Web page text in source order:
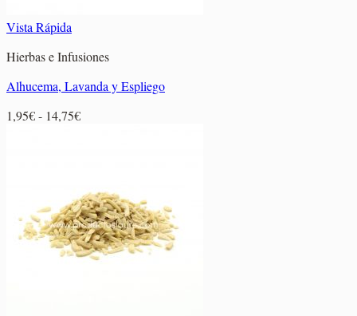
Vista Rápida
Hierbas e Infusiones
Alhucema, Lavanda y Espliego
1,95€- 14,75€Rango
hasta
14,75€